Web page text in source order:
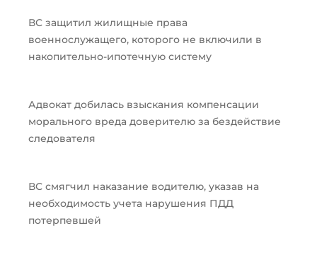
ВС защитил жилищные права
военнослужащего, которого не включили в
накопительно-ипотечную систему
Адвокат добилась взыскания компенсации
морального вреда доверителю за бездействие
следователя
ВС смягчил наказание водителю, указав на
необходимость учета нарушения ПДД
потерпевшей